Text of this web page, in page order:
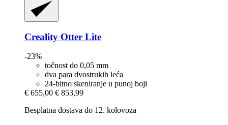
Creality Otter Lite
-23%
točnost do 0,05 mm
dva para dvostrukih leća
24-bitno skeniranje u punoj boji
€ 655,00 € 853,99
Besplatna dostava do 12. kolovoza